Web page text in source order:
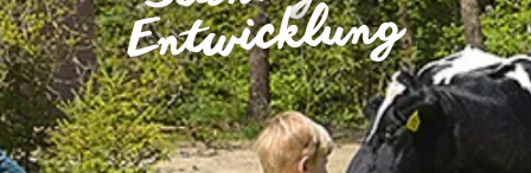
Entwicklung